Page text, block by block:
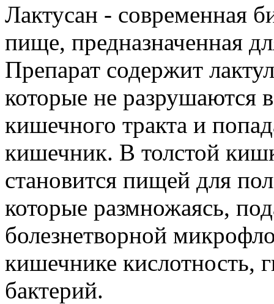
Лактусан - современная
пище, предназначенная
Препарат содержит
которые не разрушаются
кишечного тракта и
кишечник. В толстой
становится пищей для
которые размножаясь,
болезнетворной
кишечнике кислотность,
бактерий.